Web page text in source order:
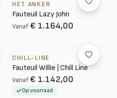
HET ANKER
Fauteuil Lazy John
Vanaf € 1.164,00
CHILL-LINE
Fauteuil Willie | Chill Line
Vanaf € 1.142,00
Op voorraad